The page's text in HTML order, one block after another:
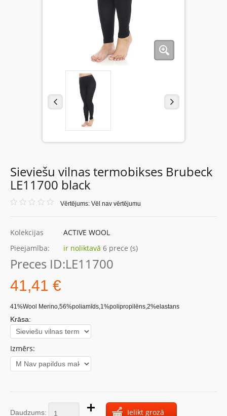
Sieviešu vilnas termobikses Brubeck
LE11700 black
Vērtējums: Vēl nav vērtējumu
Kolekcijas
ACTIVE WOOL
Pieejamība:
ir noliktavā 6 prece (s)
Preces ID:LE11700
41,41 €
41%Wool Merino,56%poliamīds,1%polipropilēns,2%elastans
Krāsa:
Izmērs:
Daudzums: Ielikt grozā